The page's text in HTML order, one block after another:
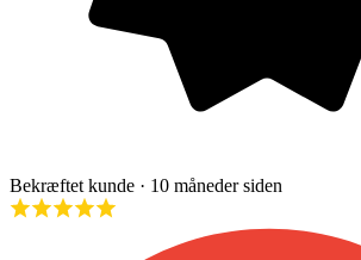
Bekræftet kunde · 10 måneder siden